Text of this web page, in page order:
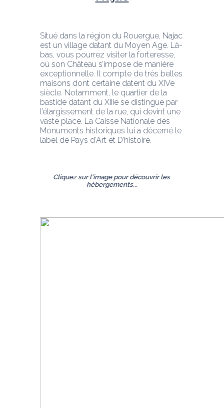
Situé dans la région du Rouergue, Najac
est un village datant du Moyen Age. Là-
bas, vous pourrez visiter la forteresse,
où son Château s’impose de manière
exceptionnelle. Il compte de très belles
maisons dont certaine datent du XIVe
siècle. Notamment, le quartier de la
bastide datant du XIIIe se distingue par
l’élargissement de la rue, qui devint une
vaste place. La Caisse Nationale des
Monuments historiques lui a décerné le
label de Pays d’Art et D’histoire.
Cliquez sur l'image pour découvrir les
hébergements...